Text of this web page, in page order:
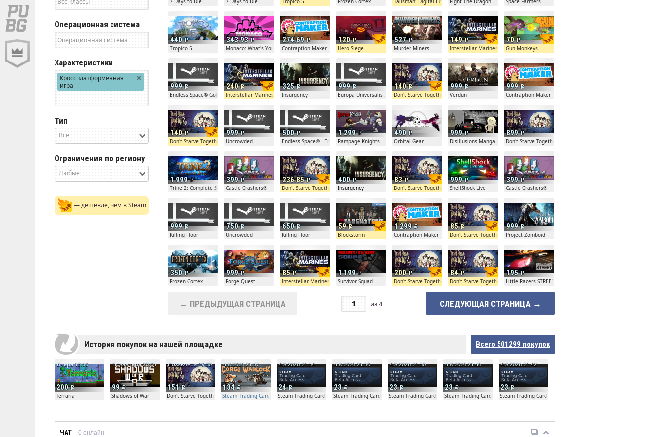
Операционная система
Характеристики
Кроссплатформенная
игра
Тип
Все
Ограничения по региону
Любые
— дешевле, чем в Steam
7 Days to Die 7 Days to Die Tropico 5 Frozen Cortex Talisman: Digital EditionFight The Dragon Space Farmers
440
Tropico 5
343.93
Monaco: What's Yours Is Mine
274.69
Contraption Maker
120
Hero Siege
527
Murder Miners
149
Interstellar Marines
70
Gun Monkeys
999
Endless Space® Gold
240
Interstellar Marines
325
Insurgency
999
Europa Universalis IV: Guns, Drums and Steel Music Pack
140
Don't Starve Together
999
Verdun
999
Contraption Maker
140
Don't Starve Together
999
Uncrowded
500
Endless Space® - Emperor Edition
1 299
Rampage Knights
490
Orbital Gear
999
Disillusions Manga Horror
899
Don't Starve Together
1 999
Trine 2: Complete Story
399
Castle Crashers®
236.85
Don't Starve Together
400
Insurgency
83
Don't Starve Together
999
ShellShock Live
399
Castle Crashers®
999
Killing Floor
750
Uncrowded
650
Killing Floor
59
Blockstorm
1 299
Contraption Maker
85
Don't Starve Together
999
Project Zomboid
350
Frozen Cortex
999
Forge Quest
85
Interstellar Marines
1 199
Survivor Squad
200
Don't Starve Together
84
Don't Starve Together
195
Little Racers STREET
← ПРЕДЫДУЩАЯ СТРАНИЦА из4 СЛЕДУЮЩАЯ СТРАНИЦА →
История покупок на нашей площадке Всего 501299 покупок
200
Вчера 13:50
Terraria
99
Позавчера 20:04
Shadows of War
151
Позавчера 19:30
Don't Starve Together
134
4.8.2026 21:57
Steam Trading Card Beta Access - Extra Copy
24
4.8.2026 21:54
Steam Trading Card Beta
23
4.8.2026 21:50
Steam Trading Card Beta
23
4.8.2026 21:50
Steam Trading Card Beta
23
4.8.2026 21:46
Steam Trading Card Beta
23
4.8.2026 21:42
Steam Trading Card Beta
ЧАТ 0 онлайн